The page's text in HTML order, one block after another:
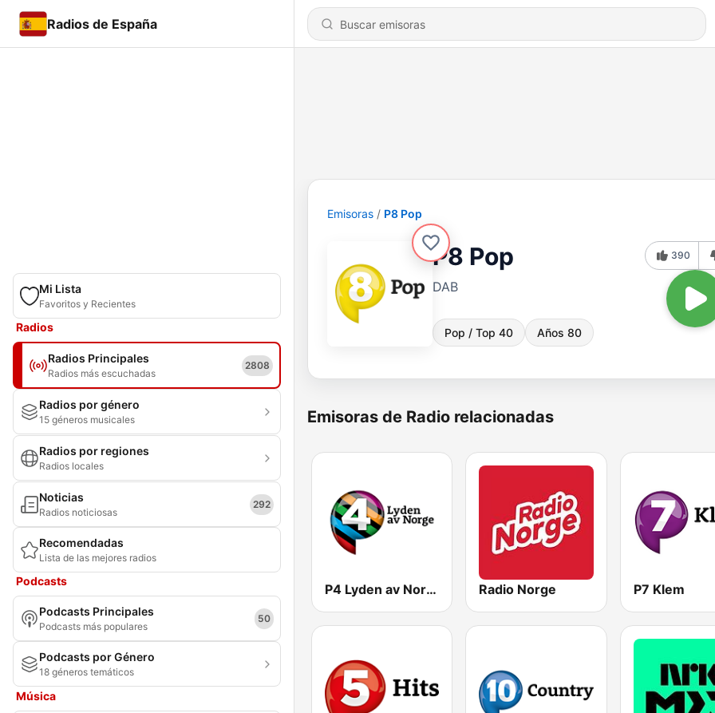
Radios de España
Mi Lista
Favoritos y Recientes
Radios
Radios Principales
Radios más escuchadas
2808
Radios por género
15 géneros musicales
Radios por regiones
Radios locales
Noticias
Radios noticiosas
292
Recomendadas
Lista de las mejores radios
Podcasts
Podcasts Principales
Podcasts más populares
50
Podcasts por Género
18 géneros temáticos
Música
Emisoras P8 Pop
P8 Pop
DAB
Pop / Top 40 Años 80
390
Emisoras de Radio relacionadas
P4 Lyden av Norge Radio Norge P7 Klem